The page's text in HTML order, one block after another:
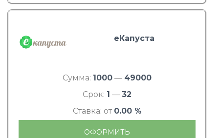
еКапуста
Сумма: 1000 — 49000
Срок: 1 — 32
Ставка: от 0.00 %
ОФОРМИТЬ